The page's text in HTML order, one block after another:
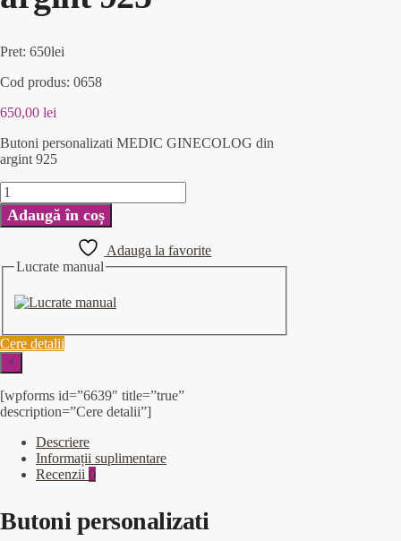
Pret: 650lei
Cod produs: 0658
650,00 lei
Butoni personalizati MEDIC GINECOLOG din
argint 925
Adaugă în coș
Adauga la favorite
Lucrate manual
Cere detalii
×
[wpforms id=”6639″ title=”true”
description=”Cere detalii”]
Descriere
Informații suplimentare
Recenzii 0
Butoni personalizati